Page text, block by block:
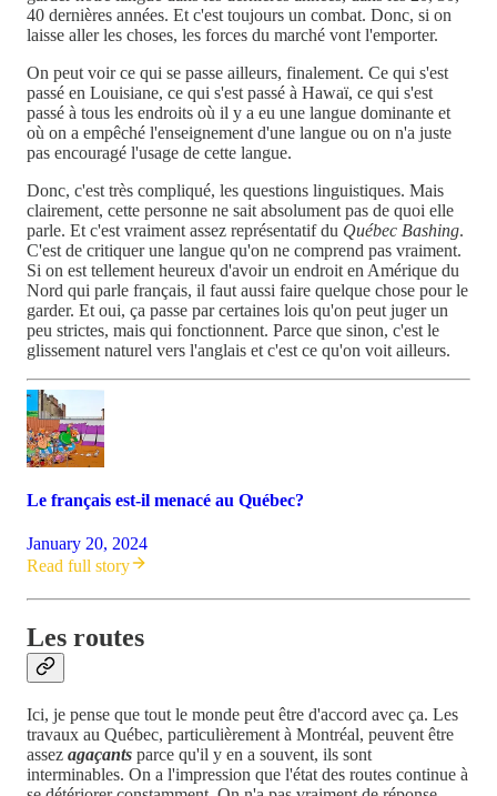
40 dernières années. Et c'est toujours un combat. Donc, si on
laisse aller les choses, les forces du marché vont l'emporter.
On peut voir ce qui se passe ailleurs, finalement. Ce qui s'est
passé en Louisiane, ce qui s'est passé à Hawaï, ce qui s'est
passé à tous les endroits où il y a eu une langue dominante et
où on a empêché l'enseignement d'une langue ou on n'a juste
pas encouragé l'usage de cette langue.
Donc, c'est très compliqué, les questions linguistiques. Mais
clairement, cette personne ne sait absolument pas de quoi elle
parle. Et c'est vraiment assez représentatif du Québec Bashing.
C'est de critiquer une langue qu'on ne comprend pas vraiment.
Si on est tellement heureux d'avoir un endroit en Amérique du
Nord qui parle français, il faut aussi faire quelque chose pour le
garder. Et oui, ça passe par certaines lois qu'on peut juger un
peu strictes, mais qui fonctionnent. Parce que sinon, c'est le
glissement naturel vers l'anglais et c'est ce qu'on voit ailleurs.
Le français est-il menacé au Québec?
January 20, 2024
Read full story
Les routes
Ici, je pense que tout le monde peut être d'accord avec ça. Les
travaux au Québec, particulièrement à Montréal, peuvent être
assez agaçants parce qu'il y en a souvent, ils sont
interminables. On a l'impression que l'état des routes continue à